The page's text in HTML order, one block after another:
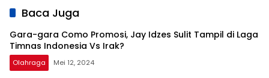
Asal Korea
Selatan
Kontrak Bojan
Hodak
yong
Baca Juga
Gara-gara Como Promosi, Jay Idzes Sulit Tampil di Laga
Timnas Indonesia Vs Irak?
Olahraga Mei 12, 2024